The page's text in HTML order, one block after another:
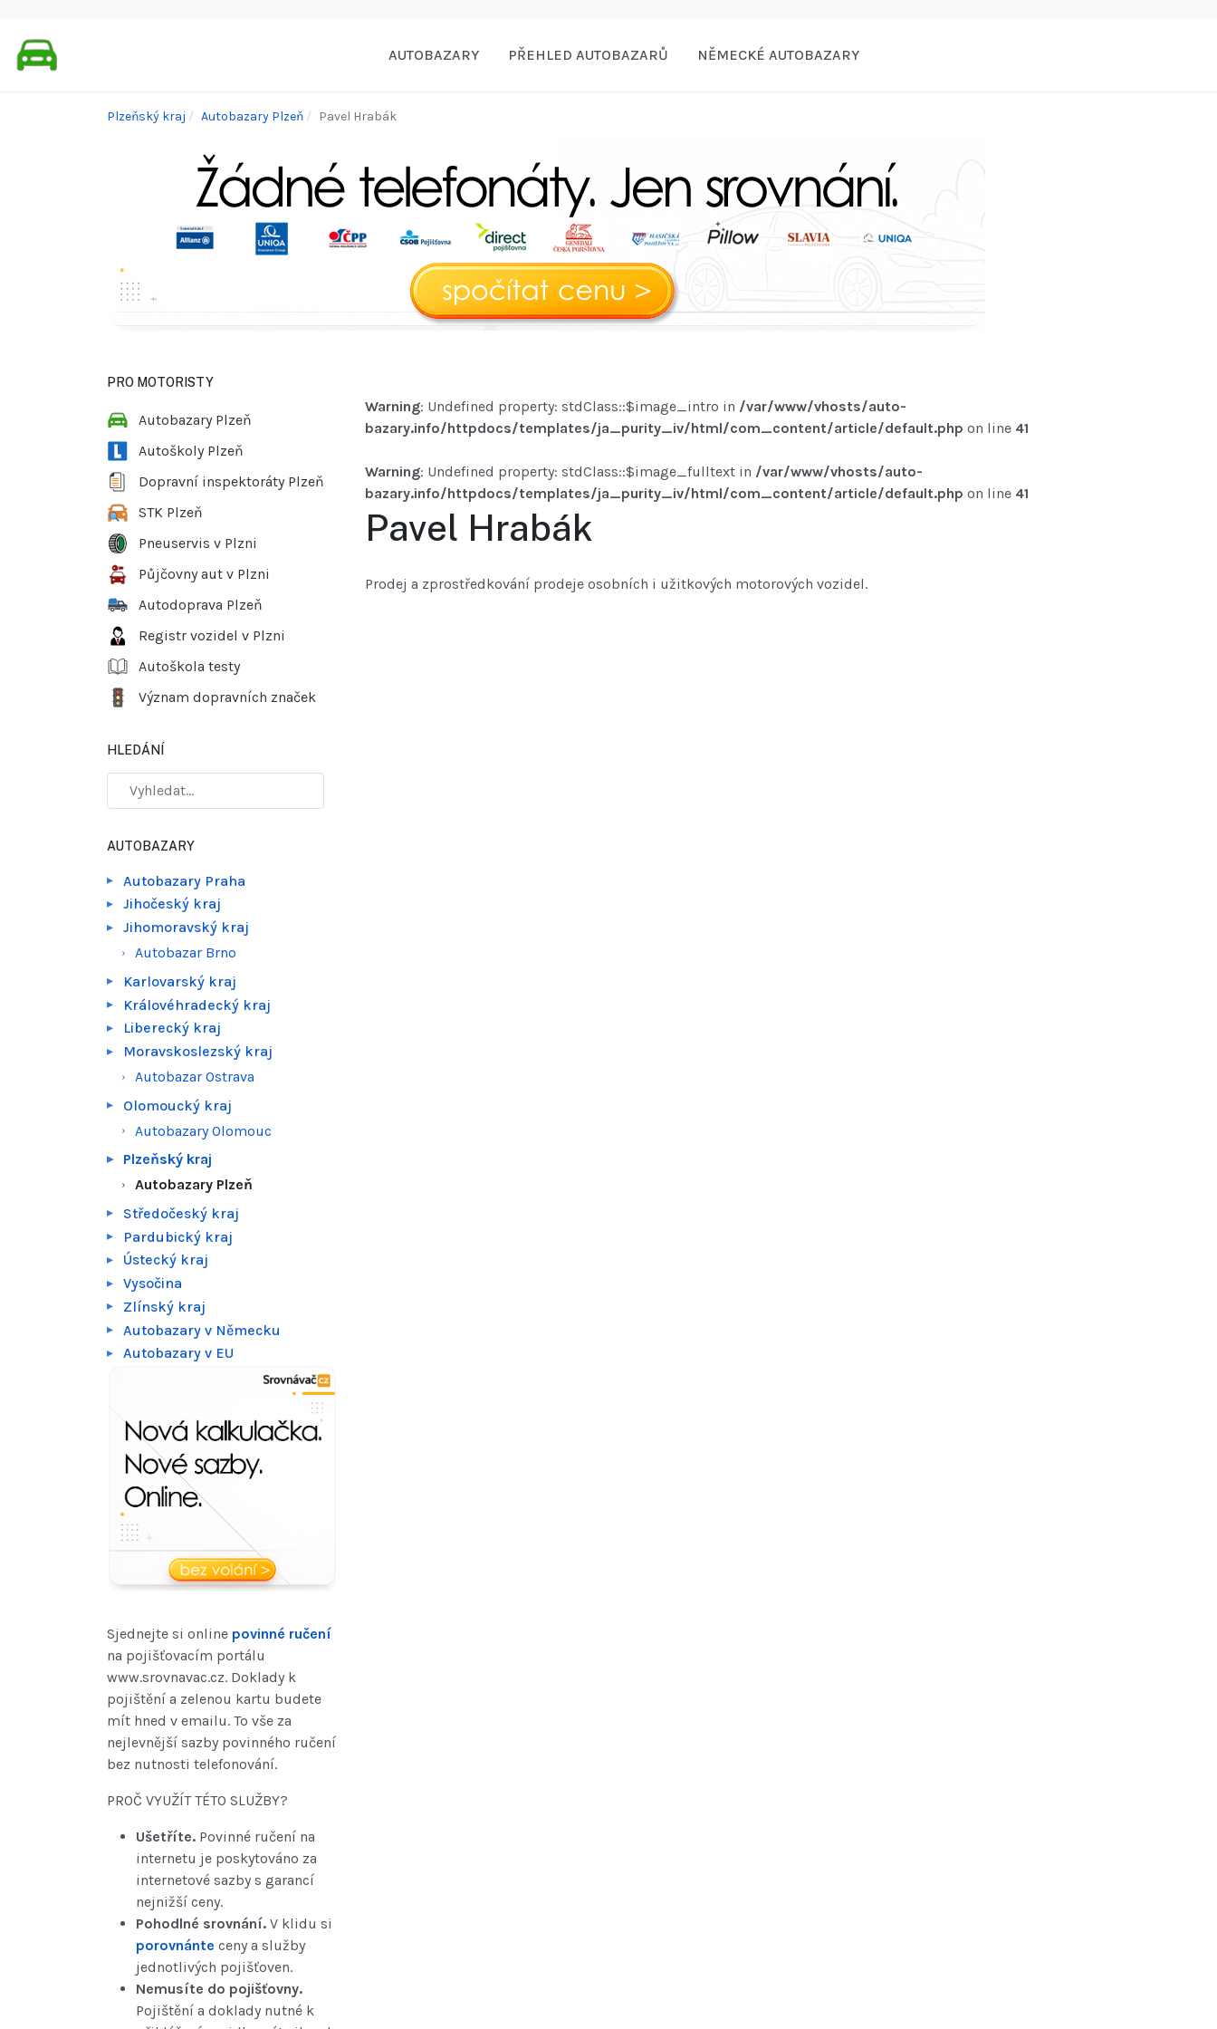
AUTOBAZARY PŘEHLED AUTOBAZARŮ NĚMECKÉ AUTOBAZARY
Plzeňský kraj Autobazary Plzeň Pavel Hrabák
Warning: Undefined property: stdClass::$image_intro in /var/www/vhosts/auto-
bazary.info/httpdocs/templates/ja_purity_iv/html/com_content/article/default.php on line 41
Warning: Undefined property: stdClass::$image_fulltext in /var/www/vhosts/auto-
bazary.info/httpdocs/templates/ja_purity_iv/html/com_content/article/default.php on line 41
Pavel Hrabák
Prodej a zprostředkování prodeje osobních i užitkových motorových vozidel.
PRO MOTORISTY
Autobazary Plzeň
Autoškoly Plzeň
Dopravní inspektoráty Plzeň
STK Plzeň
Pneuservis v Plzni
Půjčovny aut v Plzni
Autodoprava Plzeň
Registr vozidel v Plzni
Autoškola testy
Význam dopravních značek
HLEDÁNÍ
AUTOBAZARY
Autobazary Praha
Jihočeský kraj
Jihomoravský kraj
Autobazar Brno
Karlovarský kraj
Královéhradecký kraj
Liberecký kraj
Moravskoslezský kraj
Autobazar Ostrava
Olomoucký kraj
Autobazary Olomouc
Plzeňský kraj
Autobazary Plzeň
Středočeský kraj
Pardubický kraj
Ústecký kraj
Vysočina
Zlínský kraj
Autobazary v Německu
Autobazary v EU
Sjednejte si online povinné ručení
na pojišťovacím portálu
www.srovnavac.cz. Doklady k
pojištění a zelenou kartu budete
mít hned v emailu. To vše za
nejlevnější sazby povinného ručení
bez nutnosti telefonování.
PROČ VYUŽÍT TÉTO SLUŽBY?
Ušetříte. Povinné ručení na
internetu je poskytováno za
internetové sazby s garancí
nejnižší ceny.
Pohodlné srovnání. V klidu si
porovnánte ceny a služby
jednotlivých pojišťoven.
Nemusíte do pojišťovny.
Pojištění a doklady nutné k